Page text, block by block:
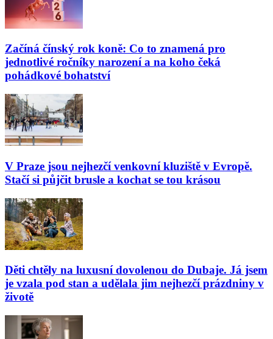
Začíná čínský rok koně: Co to znamená pro
jednotlivé ročníky narození a na koho čeká
pohádkové bohatství
V Praze jsou nejhezčí venkovní kluziště v Evropě.
Stačí si půjčit brusle a kochat se tou krásou
Děti chtěly na luxusní dovolenou do Dubaje. Já jsem
je vzala pod stan a udělala jim nejhezčí prázdniny v
životě